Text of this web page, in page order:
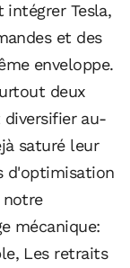
Tesla,
et des
enveloppe.
deux
au-
saturé leur
d'optimisation
notre
mécanique:
Les retraits